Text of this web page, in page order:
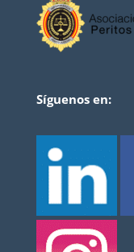
Síguenos en: